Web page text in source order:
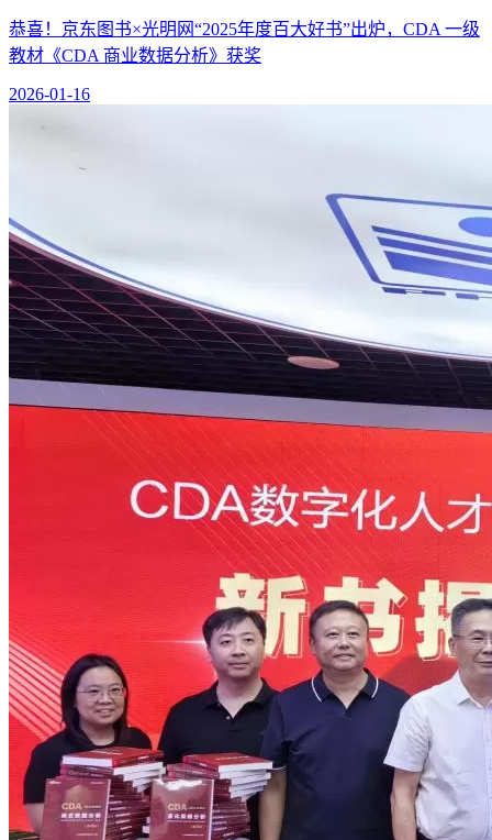
恭喜！京东图书×光明网“2025年度百大好书”出炉，CDA 一级
教材《CDA 商业数据分析》获奖
2026-01-16